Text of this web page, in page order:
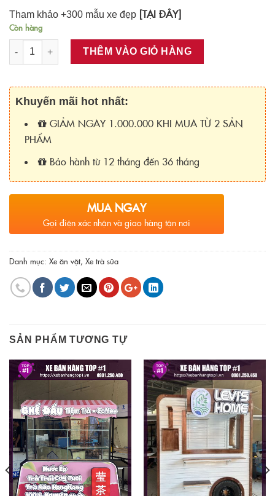
Tham khảo +300 mẫu xe đẹp [TẠI ĐÂY]
Còn hàng
Số lượng
THÊM VÀO GIỎ HÀNG
Khuyến mãi hot nhất:
GIẢM NGAY 1.000.000 KHI MUA TỪ 2 SẢN
PHẨM
Bảo hành từ 12 tháng đến 36 tháng
MUA NGAY
Gọi điện xác nhận và giao hàng tận nơi
Danh mục: Xe ăn vặt, Xe trà sữa
SẢN PHẨM TƯƠNG TỰ